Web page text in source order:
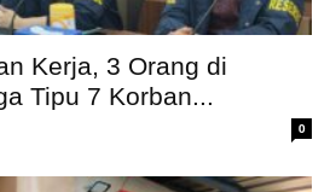
Kerja, 3 Orang di
Tipu 7 Korban...
0